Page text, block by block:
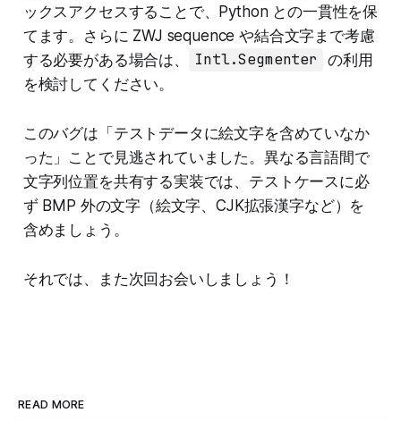
ックスアクセスすることで、Python との一貫性を保
てます。さらに ZWJ sequence や結合文字まで考慮
する必要がある場合は、
Intl.Segmenter
の利用
を検討してください。
このバグは「テストデータに絵文字を含めていなか
った」ことで見逃されていました。異なる言語間で
文字列位置を共有する実装では、テストケースに必
ず BMP 外の文字（絵文字、CJK拡張漢字など）を
含めましょう。
それでは、また次回お会いしましょう！
READ MORE